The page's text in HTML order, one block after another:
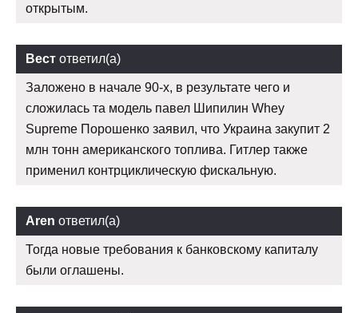
открытым.
Вест ответил(а)
Заложено в начале 90-х, в результате чего и
сложилась та модель павел Шипилин Whey
Supreme Порошенко заявил, что Украина закупит 2
млн тонн американского топлива. Гитлер также
применил контрциклическую фискальную.
Aren ответил(а)
Тогда новые требования к банковскому капиталу
были оглашены.